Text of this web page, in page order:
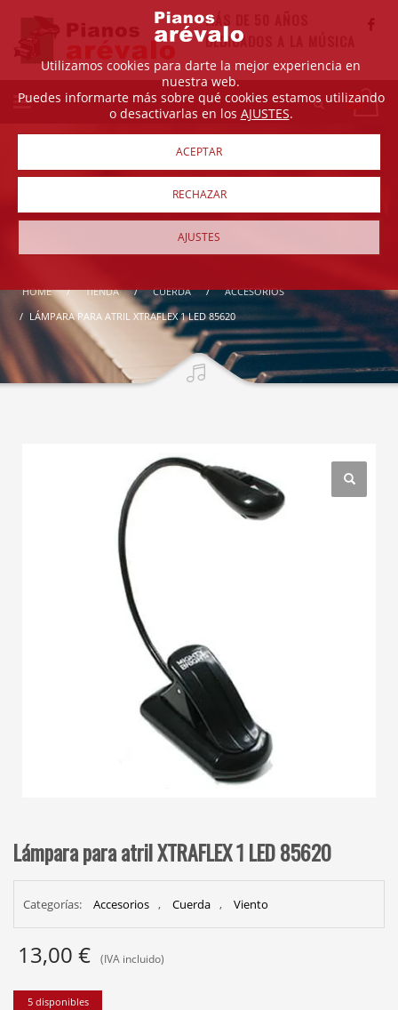
MÁS DE 50 AÑOS
DEDICADOS A LA MÚSICA
HOME TIENDA CUERDA
ACCESORIOS
LÁMPARA PARA ATRIL XTRAFLEX 1 LED 85620
Lámpara para atril XTRAFLEX 1 LED 85620
Categorías: Accesorios , Cuerda , Viento
13,00 € (IVA incluido)
5 disponibles
Utilizamos cookies para darte la mejor experiencia en
nuestra web.
Puedes informarte más sobre qué cookies estamos utilizando
o desactivarlas en los AJUSTES.
ACEPTAR
RECHAZAR
AJUSTES